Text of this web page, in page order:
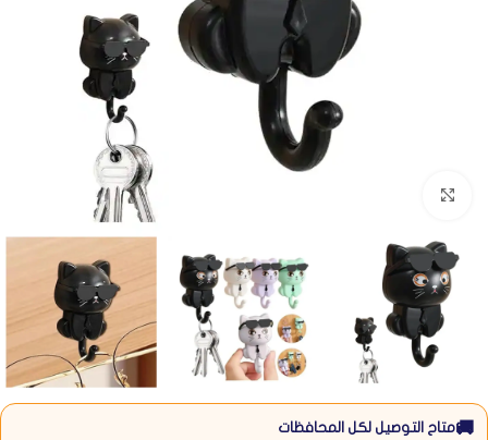
🚚متاح التوصيل لكل المحافظات